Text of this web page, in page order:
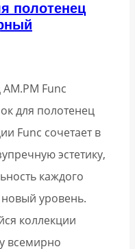
полотенец
Func
для полотенец
Func сочетает в
эстетику,
каждого
уровень.
коллекции
всемирно